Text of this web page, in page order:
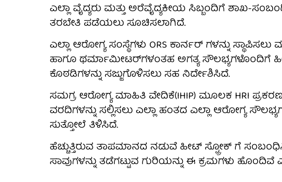
ಎಲ್ಲಾ ವೈದ್ಯರು ಮತ್ತು ಅರೆವೈದ್ಯಕೀಯ ಸಿಬ್ಬಂದಿಗೆ ಶಾಖ-
ತರಬೇತಿ ಪಡೆಯಲು ಸೂಚಿಸಲಾಗಿದೆ.
ಎಲ್ಲಾ ಆರೋಗ್ಯ ಸಂಸ್ಥೆಗಳು ORS ಕಾರ್ನರ್ ಗಳನ್ನು ಸ್ಥಾಪಿಸಲು
ಹಾಗೂ ಥರ್ಮಾಮೀಟರ್‌ಗಳಂತಹ ಅಗತ್ಯ ಸೌಲಭ್ಯಗಳೊಂದಿಗೆ
ಕೊಠಡಿಗಳನ್ನು ಸಜ್ಜುಗೊಳಿಸಲು ಸಹ ನಿರ್ದೇಶಿಸಿದೆ.
ಸಮಗ್ರ ಆರೋಗ್ಯ ಮಾಹಿತಿ ವೇದಿಕೆ(IHIP) ಮೂಲಕ HRI
ವರದಿಗಳನ್ನು ಸಲ್ಲಿಸಲು ಎಲ್ಲಾ ಹಂತದ ಎಲ್ಲಾ ಆರೋಗ್ಯ
ಸುತ್ತೋಲೆ ತಿಳಿಸಿದೆ.
ಹೆಚ್ಚುತ್ತಿರುವ ತಾಪಮಾನದ ನಡುವೆ ಹೀಟ್ ಸ್ಟ್ರೋಕ್ ಗೆ
ಸಾವುಗಳನ್ನು ತಡೆಗಟ್ಟುವ ಗುರಿಯನ್ನು ಈ ಕ್ರಮಗಳು